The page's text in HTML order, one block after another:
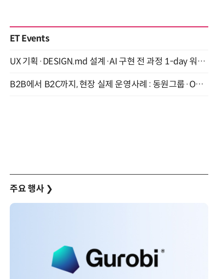
ET Events
UX 기획·DESIGN.md 설계·AI 구현 전 과정 1-day 워크숍 with Claude Code·Codex 9월 15일 개최
B2B에서 B2C까지, 현장 실제 운영사례 : 동원그룹·OCI·다이닝브랜즈그룹·당근 (8/27)
주요 행사 ❯